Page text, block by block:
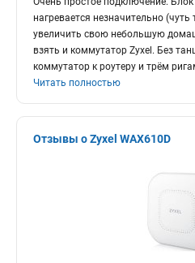
нагревается незначительно
увеличить свою небольшую
взять и коммутатор Zyxel. Без
коммутатор к роутеру и трём
Читать полностью
Отзывы о Zyxel WAX610D